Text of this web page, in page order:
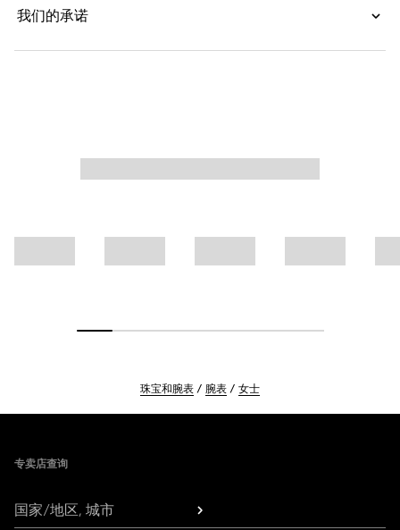
我们的承诺
珠宝和腕表 腕表 女士
专卖店查询
国家/地区, 城市